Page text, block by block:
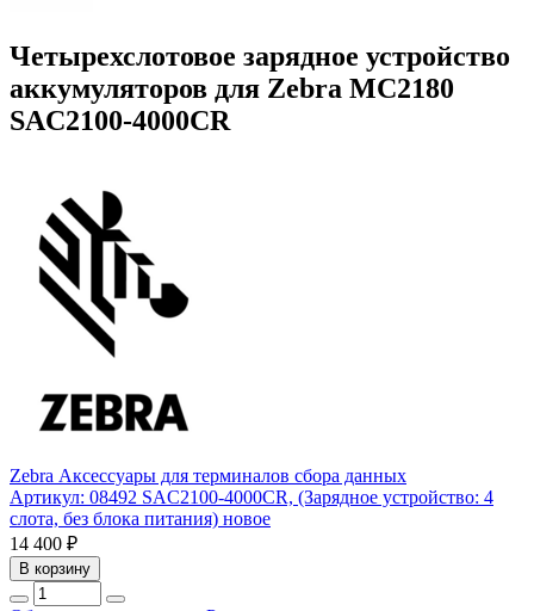
Четырехслотовое зарядное устройство
аккумуляторов для Zebra MC2180
SAC2100-4000CR
Zebra Аксессуары для терминалов сбора данных
Артикул: 08492 SAC2100-4000CR, (Зарядное устройство: 4
слота, без блока питания) новое
14 400 ₽
В корзину